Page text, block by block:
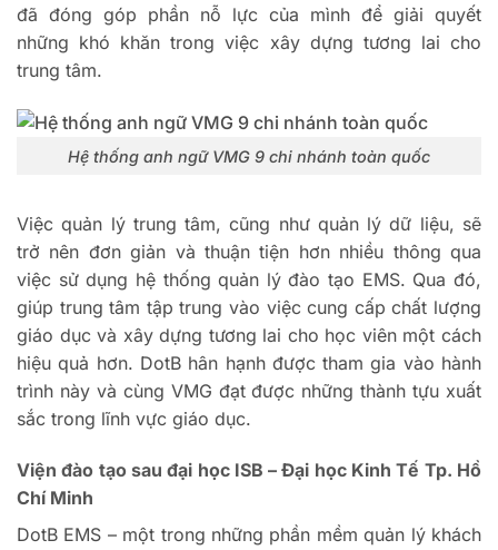
đã đóng góp phần nỗ lực của mình để giải quyết
những khó khăn trong việc xây dựng tương lai cho
trung tâm.
Hệ thống anh ngữ VMG 9 chi nhánh toàn quốc
Việc quản lý trung tâm, cũng như quản lý dữ liệu, sẽ
trở nên đơn giản và thuận tiện hơn nhiều thông qua
việc sử dụng hệ thống quản lý đào tạo EMS. Qua đó,
giúp trung tâm tập trung vào việc cung cấp chất lượng
giáo dục và xây dựng tương lai cho học viên một cách
hiệu quả hơn. DotB hân hạnh được tham gia vào hành
trình này và cùng VMG đạt được những thành tựu xuất
sắc trong lĩnh vực giáo dục.
Viện đào tạo sau đại học ISB – Đại học Kinh Tế Tp. Hồ
Chí Minh
DotB EMS – một trong những phần mềm quản lý khách